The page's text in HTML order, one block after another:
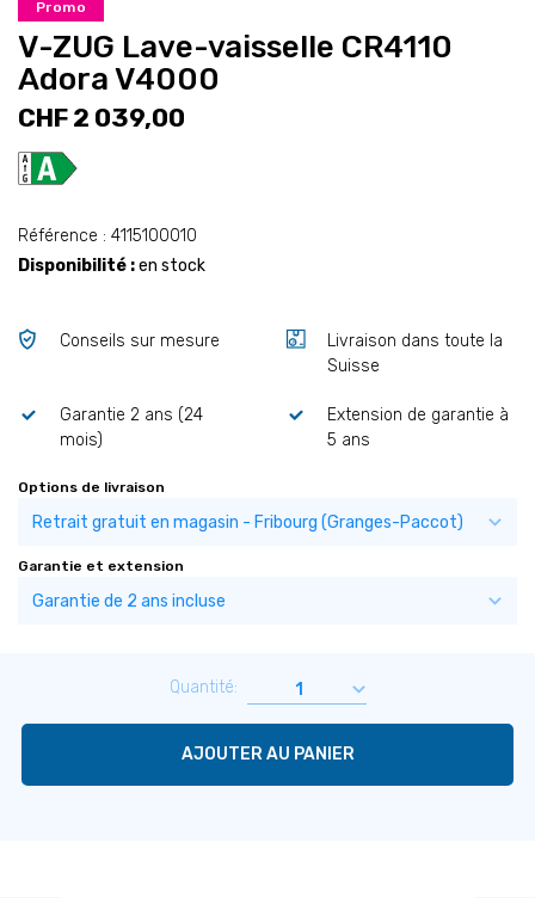
Promo
V-ZUG Lave-vaisselle CR4110
Adora V4000
CHF 2 039,00
Référence : 4115100010
Disponibilité :en stock
Conseils sur mesure
Livraison dans toute la
Suisse
Garantie 2 ans (24
mois)
Extension de garantie à
5 ans
Options de livraison
Garantie et extension
Quantité:
AJOUTER AU PANIER